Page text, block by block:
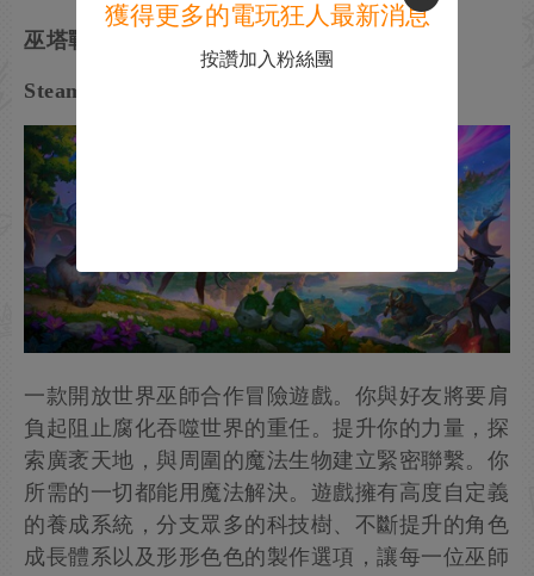
巫塔戰記
Steam商店頁面：
一款開放世界巫師合作冒險遊戲。你與好友將要肩
負起阻止腐化吞噬世界的重任。提升你的力量，探
索廣袤天地，與周圍的魔法生物建立緊密聯繫。你
所需的一切都能用魔法解決。遊戲擁有高度自定義
的養成系統，分支眾多的科技樹、不斷提升的角色
成長體系以及形形色色的製作選項，讓每一位巫師
獲得更多的電玩狂人最新消息
按讚加入粉絲團